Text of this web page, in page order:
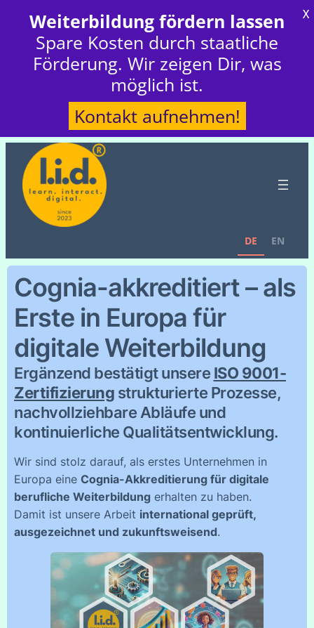
DE EN
Cognia-akkreditiert – als
Erste in Europa für
digitale Weiterbildung
Ergänzend bestätigt unsere ISO 9001-
Zertifizierung strukturierte Prozesse,
nachvollziehbare Abläufe und
kontinuierliche Qualitätsentwicklung.
Wir sind stolz darauf, als erstes Unternehmen in
Europa eine Cognia-Akkreditierung für digitale
berufliche Weiterbildung erhalten zu haben.
Damit ist unsere Arbeit international geprüft,
ausgezeichnet und zukunftsweisend.
Weiterbildung fördern lassen
Spare Kosten durch staatliche
Förderung. Wir zeigen Dir, was
möglich ist.
Kontakt aufnehmen!
X